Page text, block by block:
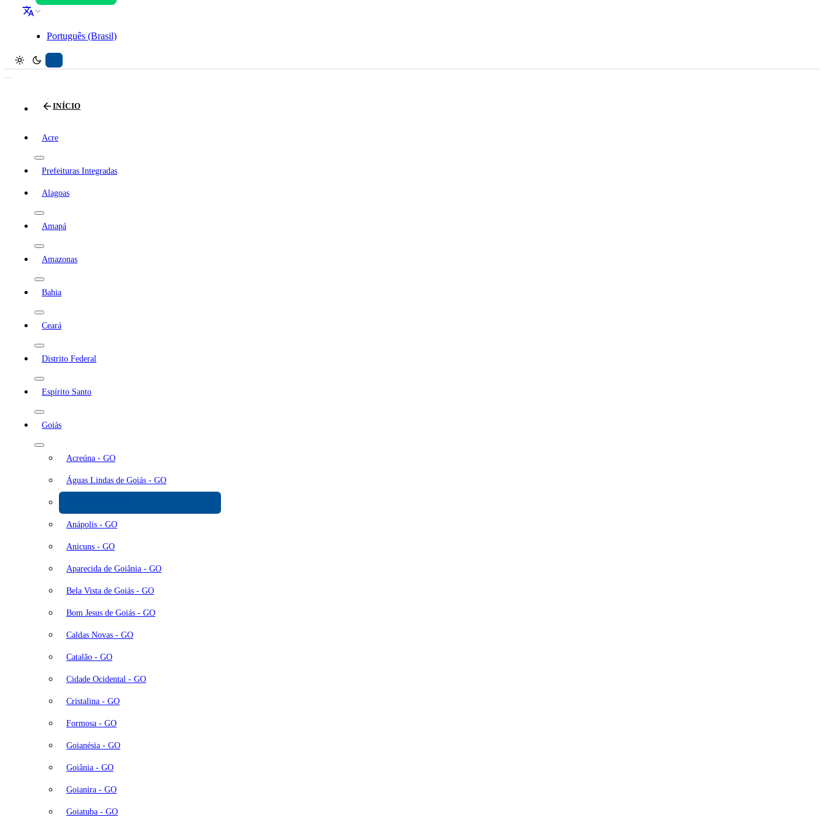
Português (Brasil)
INÍCIO
Acre
Prefeituras Integradas
Alagoas
Amapá
Amazonas
Bahia
Ceará
Distrito Federal
Espírito Santo
Goiás
Acreúna - GO
Águas Lindas de Goiás - GO
Anápolis - GO
Anicuns - GO
Aparecida de Goiânia - GO
Bela Vista de Goiás - GO
Bom Jesus de Goiás - GO
Caldas Novas - GO
Catalão - GO
Cidade Ocidental - GO
Cristalina - GO
Formosa - GO
Goianésia - GO
Goiânia - GO
Goianira - GO
Goiatuba - GO